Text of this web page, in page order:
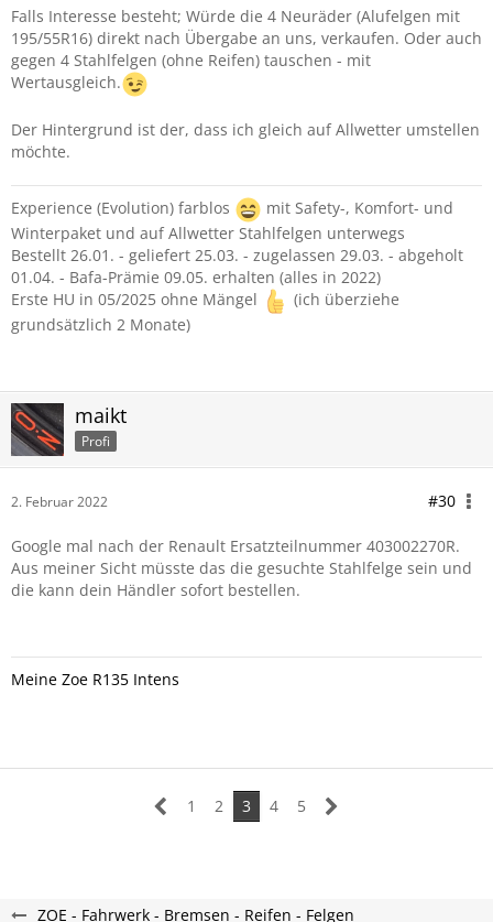
Falls Interesse besteht; Würde die 4 Neuräder (Alufelgen mit
195/55R16) direkt nach Übergabe an uns, verkaufen. Oder auch
gegen 4 Stahlfelgen (ohne Reifen) tauschen - mit
Wertausgleich.
Der Hintergrund ist der, dass ich gleich auf Allwetter umstellen
möchte.
Experience (Evolution) farblos
mit Safety-, Komfort- und
Winterpaket und auf Allwetter Stahlfelgen unterwegs
Bestellt 26.01. - geliefert 25.03. - zugelassen 29.03. - abgeholt
01.04. - Bafa-Prämie 09.05. erhalten (alles in 2022)
Erste HU in 05/2025 ohne Mängel
(ich überziehe
grundsätzlich 2 Monate)
maikt
Profi
2. Februar 2022 #30
Google mal nach der Renault Ersatzteilnummer 403002270R.
Aus meiner Sicht müsste das die gesuchte Stahlfelge sein und
die kann dein Händler sofort bestellen.
Meine Zoe R135 Intens
1 2 3 4 5
ZOE - Fahrwerk - Bremsen - Reifen - Felgen